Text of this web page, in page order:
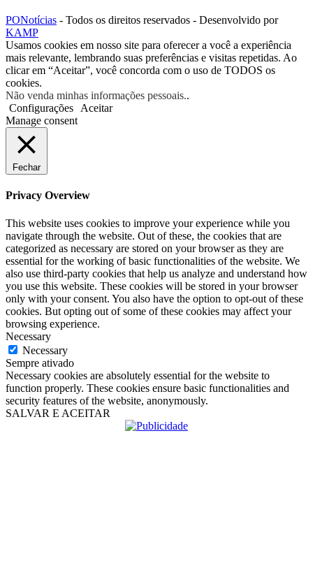
PONotícias - Todos os direitos reservados - Desenvolvido por
KAMP
Usamos cookies em nosso site para oferecer a você a experiência
mais relevante, lembrando suas preferências e visitas repetidas. Ao
clicar em “Aceitar”, você concorda com o uso de TODOS os
cookies.
Não venda minhas informações pessoais..
Configurações
Aceitar
Manage consent
Fechar
Privacy Overview
This website uses cookies to improve your experience while you
navigate through the website. Out of these, the cookies that are
categorized as necessary are stored on your browser as they are
essential for the working of basic functionalities of the website. We
also use third-party cookies that help us analyze and understand how
you use this website. These cookies will be stored in your browser
only with your consent. You also have the option to opt-out of these
cookies. But opting out of some of these cookies may affect your
browsing experience.
Necessary
Necessary
Sempre ativado
Necessary cookies are absolutely essential for the website to
function properly. These cookies ensure basic functionalities and
security features of the website, anonymously.
SALVAR E ACEITAR